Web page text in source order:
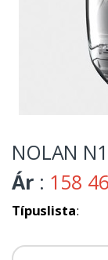
NOLAN
Ár : 158
Típuslista: